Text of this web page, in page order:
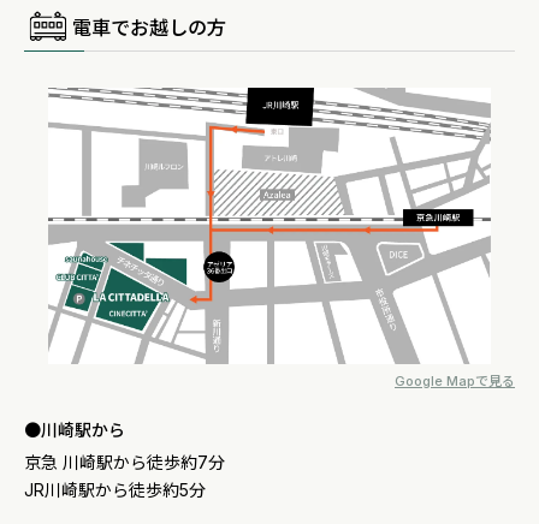
電車でお越しの方
Google Mapで見る
川崎駅から
京急 川崎駅から徒歩約7分
JR川崎駅から徒歩約5分